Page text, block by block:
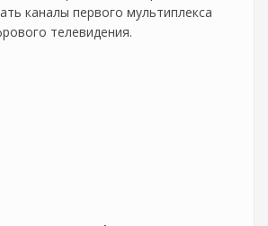
каналы первого мультиплекса
телевидения.